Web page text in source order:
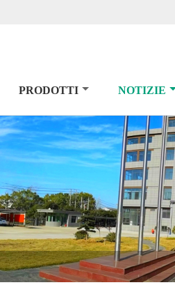
PRODOTTI NOTIZIE